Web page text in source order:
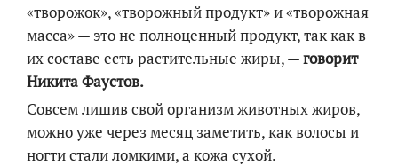
«творожок», «творожный продукт» и «творожная
масса» — это не полноценный продукт, так как в
их составе есть растительные жиры, —говорит
Никита Фаустов.
Совсем лишив свой организм животных жиров,
можно уже через месяц заметить, как волосы и
ногти стали ломкими, а кожа сухой.